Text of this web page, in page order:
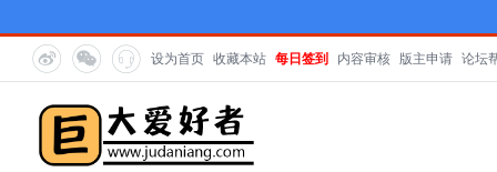
设为首页 收藏本站 每日签到 内容审核 版主申请 论坛